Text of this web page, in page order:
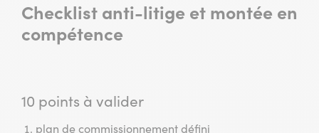
Checklist anti-litige et montée en
compétence
10 points à valider
plan de commissionnement défini